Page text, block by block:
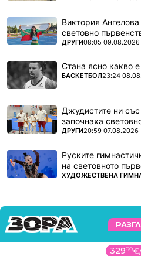
Виктория
световно
ПОВЕЧЕ ОТ
ДРУГИ08:05 09.08.2026
Стана ясно какво
ПОВЕЧЕ ОТ
БАСКЕТБОЛ23:24
Джудистите ни
започнаха
ПОВЕЧЕ ОТ
ДРУГИ20:59 07.08.2026
Руските
на световното
ПОВЕЧЕ ОТ
ХУДОЖЕСТВЕНА
32999€